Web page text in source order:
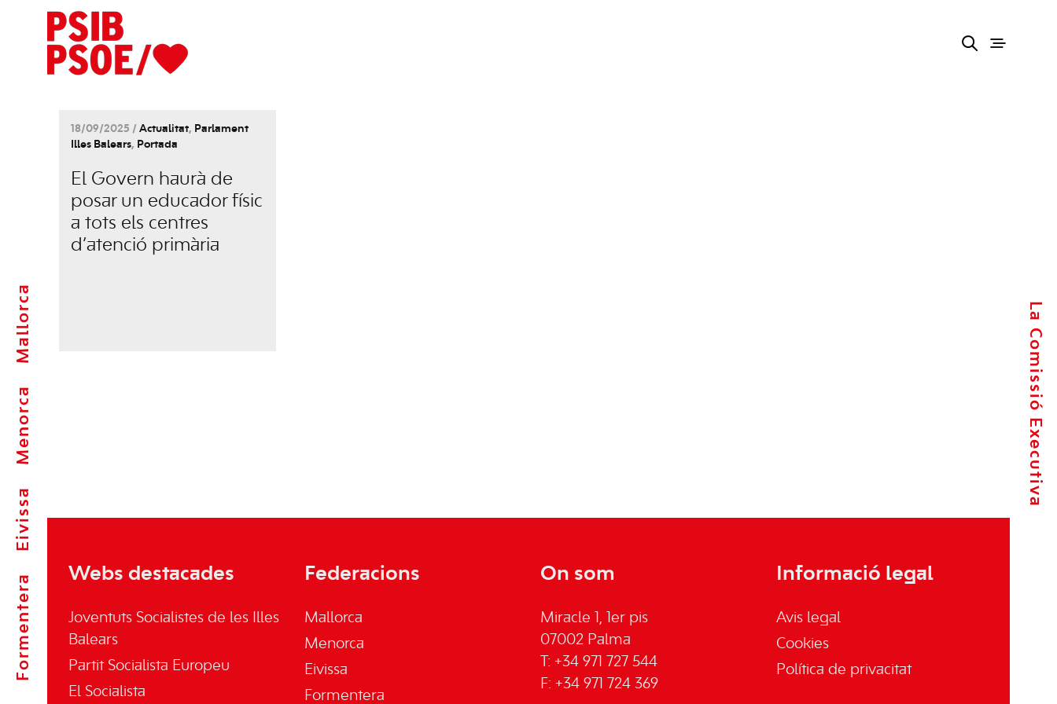
Formentera
Eivissa
Menorca
Mallorca La Comissió Executiva
18/09/2025 / Actualitat, Parlament
Illes Balears, Portada
El Govern haurà de
posar un educador físic
a tots els centres
d’atenció primària
Webs destacades
Joventuts Socialistes de les Illes
Balears
Partit Socialista Europeu
El Socialista
Federacions
Mallorca
Menorca
Eivissa
Formentera
On som
Miracle 1, 1er pis
07002 Palma
T: +34 971 727 544
F: +34 971 724 369
Informació legal
Avis legal
Cookies
Política de privacitat